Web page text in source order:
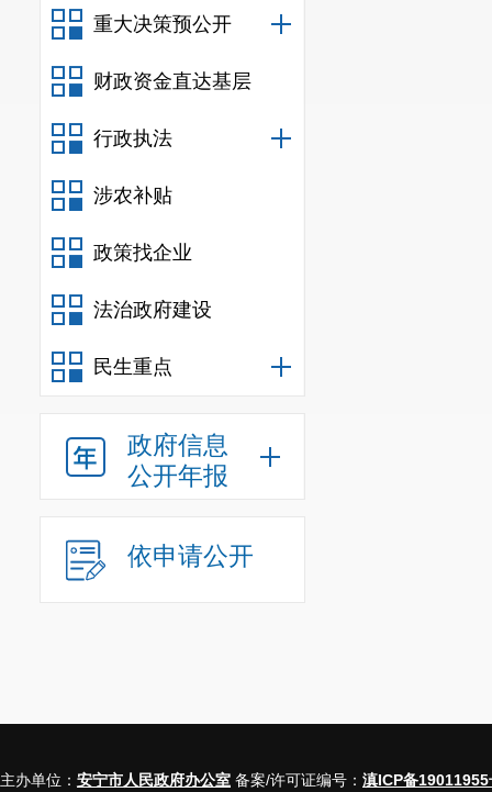
重大决策预公开
财政资金直达基层
行政执法
涉农补贴
政策找企业
法治政府建设
民生重点
政府信息
公开年报
依申请公开
主办单位： 安宁市人民政府办公室 备案/许可证编号： 滇ICP备